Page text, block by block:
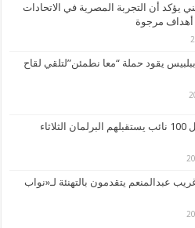
يؤكد أن التجربة المصرية في الاتحادات
أهداف مرجوة
يقود حملة “معا نطمئن”لتلقي لقاح
ننشر أسماء أول 100 نائب يستقبلهم البرلمان الثلاثاء
عبدالمنعم يتقدمون بالتهنئة لـ«نواب